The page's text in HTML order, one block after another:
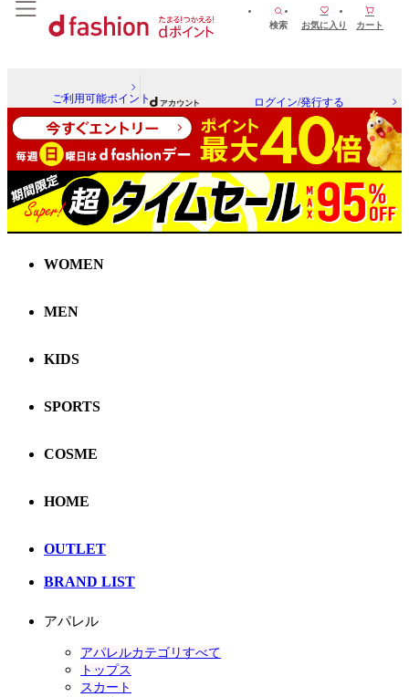
検索 お気に入り カート
ご利用可能ポイント ログイン/発行する
WOMEN
MEN
KIDS
SPORTS
COSME
HOME
OUTLET
BRAND LIST
アパレル
アパレルカテゴリすべて
トップス
スカート